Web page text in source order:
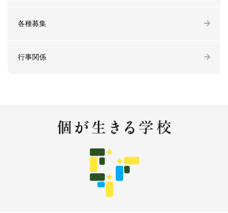
各種募集
行事関係